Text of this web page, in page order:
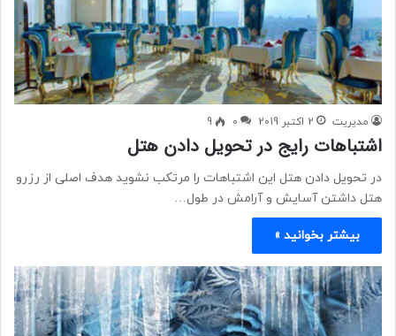
مدیریت 2 اکتبر 2019 0
9
اشتباهات رایج در تحویل دادن هتل
در تحویل دادن هتل این اشتباهات را مرتکب نشوید هدف اصلی از رزرو
هتل داشتن آسایش و آرامش در طول…
بیشتر بخوانید »